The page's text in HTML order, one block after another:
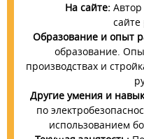
На сайте: Автор
Образование и опыт
образование.
производствах и
Другие умения и
по
использованием